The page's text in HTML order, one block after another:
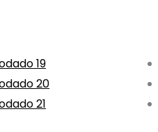
19
20
21